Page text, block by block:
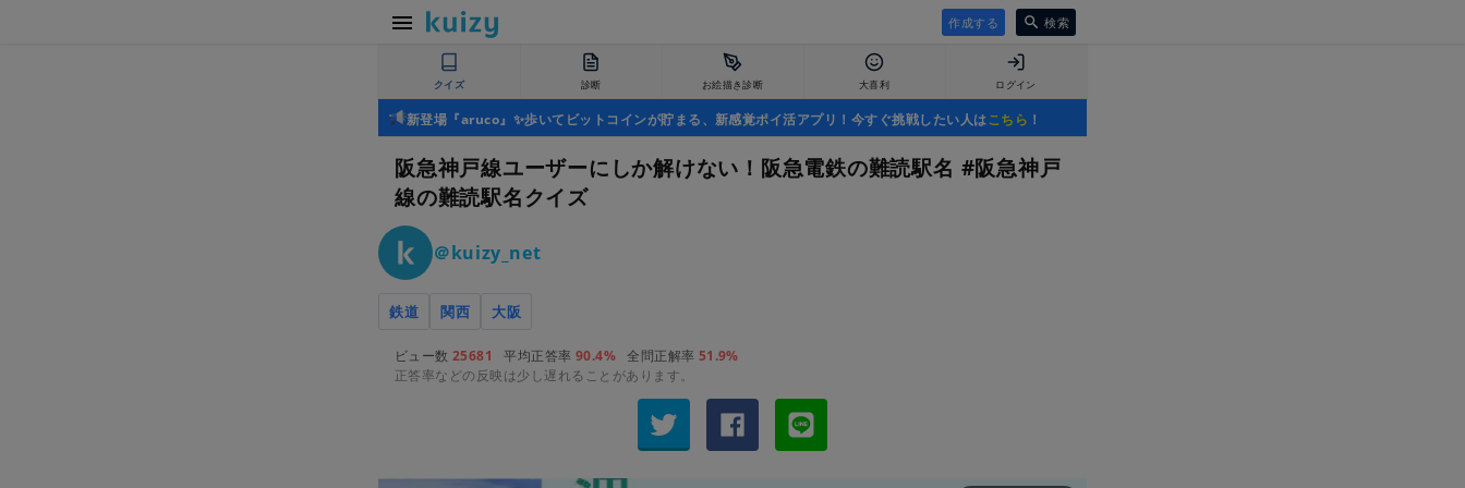
作成する 検索
クイズ 診断 お絵描き診断 大喜利 ログイン
新登場『aruco』✨歩いてビットコインが貯まる、新感覚ポイ活アプリ！今すぐ挑戦したい人はこちら ！
阪急神戸線ユーザーにしか解けない！阪急電鉄の難読駅名 #阪急神戸
線の難読駅名クイズ
＠kuizy_net
鉄道 関西 大阪
ビュー数 25681 平均正答率 90.4% 全問正解率 51.9%
正答率などの反映は少し遅れることがあります。